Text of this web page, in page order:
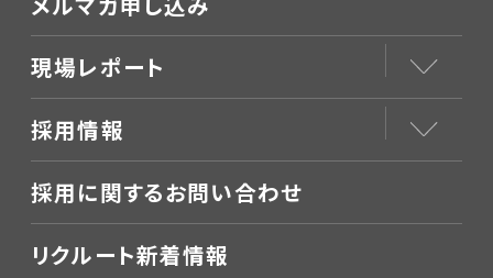
現場レポート
採用情報
採用に関するお問い合わせ
リクルート新着情報